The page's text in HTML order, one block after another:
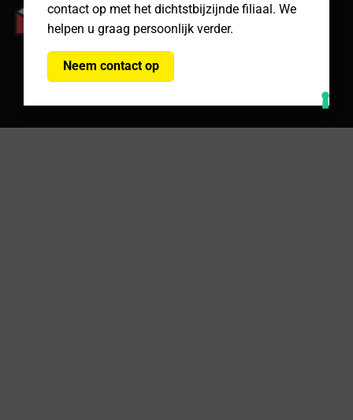
contact op met het dichtstbijzijnde filiaal. We
helpen u graag persoonlijk verder.
Neem contact op